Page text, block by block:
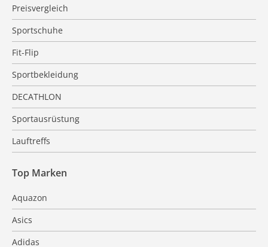
Preisvergleich
Sportschuhe
Fit-Flip
Sportbekleidung
DECATHLON
Sportausrüstung
Lauftreffs
Top Marken
Aquazon
Asics
Adidas